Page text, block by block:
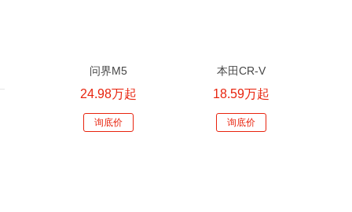
问界M5
24.98万起
询底价
本田CR-V
18.59万起
询底价